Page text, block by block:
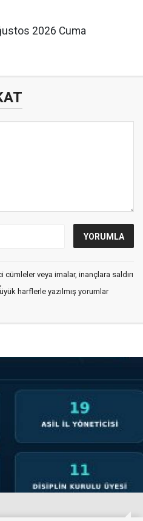
2026 Cuma
veya imalar, inançlara saldırı
harflerle yazılmış yorumlar